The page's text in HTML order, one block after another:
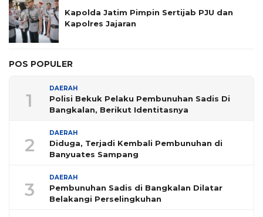
Kapolda Jatim Pimpin Sertijab PJU dan
Kapolres Jajaran
POS POPULER
1
DAERAH
Polisi Bekuk Pelaku Pembunuhan Sadis Di
Bangkalan, Berikut Identitasnya
2
DAERAH
Diduga, Terjadi Kembali Pembunuhan di
Banyuates Sampang
3
DAERAH
Pembunuhan Sadis di Bangkalan Dilatar
Belakangi Perselingkuhan